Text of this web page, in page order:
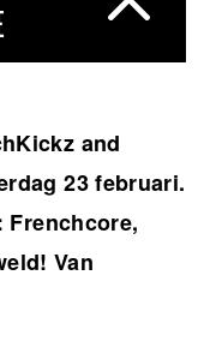
and
23 februari.
Van